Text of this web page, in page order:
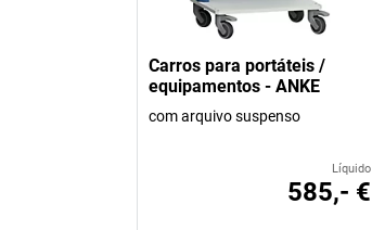
Carros para portáteis /
equipamentos - ANKE
com arquivo suspenso
Líquido
585,- €